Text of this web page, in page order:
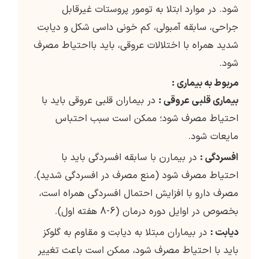
شود. در موارد ابتلا به تومور پروستات غیرقابل
جراحی، سابقه آمبولی، کم خونی داسی شکل و دیابت
شدید همراه با اختلالات عروقی، باید بااحتیاط مصرف
شود.
مربوط به بیماری :
بیماری قلبی عروقی : در بیماران قلبی عروقی باید با
احتیاط مصرف شود؛ ممکن است سبب احتباس
مایعات شود.
افسردگی : در بیمارن با سابقه افسردگی باید با
احتیاط مصرف شود (منع مصرف در افسردگی شدید).
مصرف دارو با افزایش احتمال افسردگی همراه است،
بخصوص در اوایل دوره درمان (6-8 هفته اول).
دیابت : در بیماران مبتلا به دیابت و مقاوم به گلوکز
باید با احتیاط مصرف شود، ممکن است باعث تغییر